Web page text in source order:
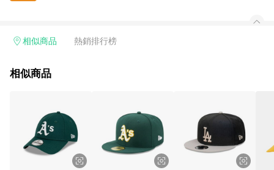
相似商品 熱銷排行榜
相似商品